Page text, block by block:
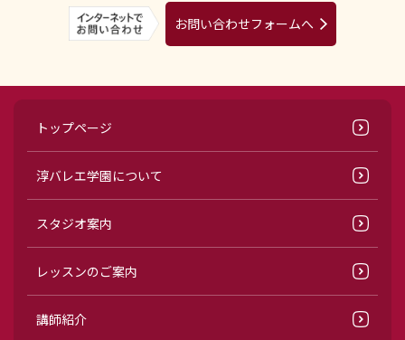
お問い合わせフォームへ
トップページ
淳バレエ学園について
スタジオ案内
レッスンのご案内
講師紹介